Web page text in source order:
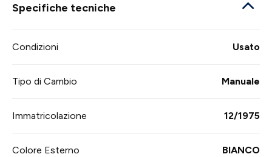
Specifiche tecniche
Condizioni Usato
Tipo di Cambio Manuale
Immatricolazione 12/1975
Colore Esterno BIANCO